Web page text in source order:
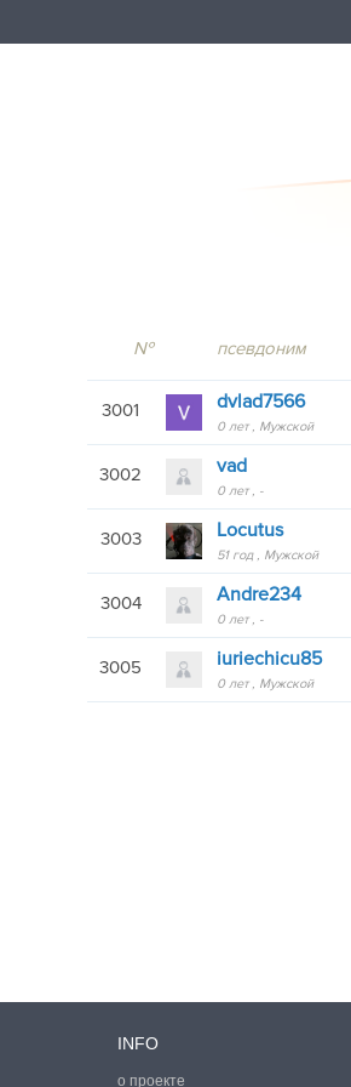
№ псевдоним
3001 dvlad7566
0 лет Мужской
3002 vad
0 лет -
3003 Locutus
51 год Мужской
3004 Andre234
0 лет -
3005 iuriechicu85
0 лет Мужской
INFO
о проекте